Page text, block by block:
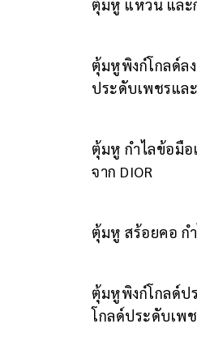
ตุ้มหู แหวน และ
ตุ้มหูพิงก์โกลด์ล
ประดับเพชรแล
ตุ้มหู กำไลข้อมือ
จาก DIOR
ตุ้มหู สร้อยคอ ก
ตุ้มหูพิงก์โกลด์ป
โกลด์ประดับเพช